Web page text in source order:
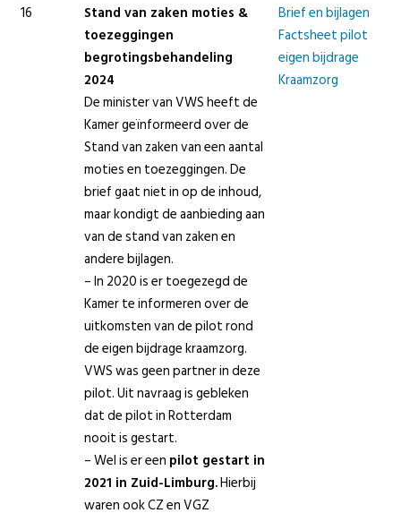
16
Stand van zaken moties &
toezeggingen
begrotingsbehandeling
2024
De minister van VWS heeft de
Kamer geïnformeerd over de
Stand van zaken van een aantal
moties en toezeggingen. De
brief gaat niet in op de inhoud,
maar kondigt de aanbieding aan
van de stand van zaken en
andere bijlagen.
– In 2020 is er toegezegd de
Kamer te informeren over de
uitkomsten van de pilot rond
de eigen bijdrage kraamzorg.
VWS was geen partner in deze
pilot. Uit navraag is gebleken
dat de pilot in Rotterdam
nooit is gestart.
– Wel is er een pilot gestart in
2021 in Zuid-Limburg.Hierbij
waren ook CZ en VGZ
Brief en bijlagen
Factsheet pilot
eigen bijdrage
Kraamzorg